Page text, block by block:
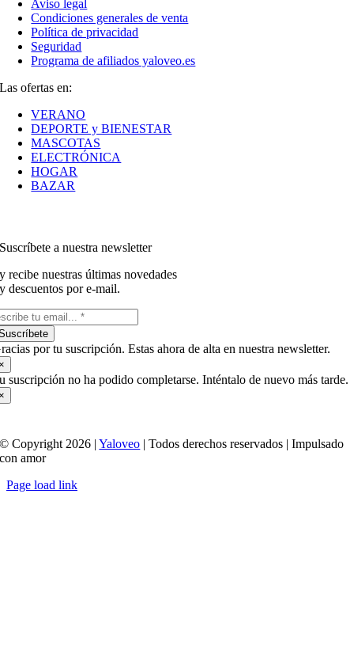
Aviso legal
Condiciones generales de venta
Política de privacidad
Seguridad
Programa de afiliados yaloveo.es
Las ofertas en:
VERANO
DEPORTE y BIENESTAR
MASCOTAS
ELECTRÓNICA
HOGAR
BAZAR
Suscríbete a nuestra newsletter
y recibe nuestras últimas novedades
y descuentos por e-mail.
por tu suscripción. Estas ahora de alta en nuestra newsletter.
suscripción no ha podido completarse. Inténtalo de nuevo más tarde.
© Copyright 2026 |Yaloveo | Todos derechos reservados | Impulsado
con amor
Page load link